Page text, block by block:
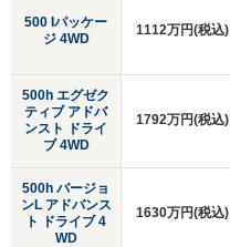
500 Iパッケー
ジ 4WD
500h エグゼク
ティブ アドバ
ンスト ドライ
ブ 4WD
500h バージョ
ンL アドバンス
ト ドライブ 4
WD
1112万円(税込)
1792万円(税込)
1630万円(税込)